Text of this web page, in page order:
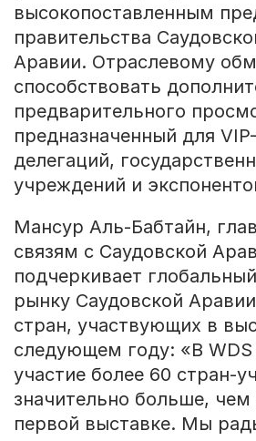
высокопоставленным
правительства
Аравии. Отраслевому
способствовать
предварительного
предназначенный для
делегаций,
учреждений и
Мансур Аль-Бабтайн,
связям с Саудовской
подчеркивает
рынку Саудовской
стран, участвующих в
следующем году: «В
участие более 60 стран-
значительно больше, чем
первой выставке. Мы